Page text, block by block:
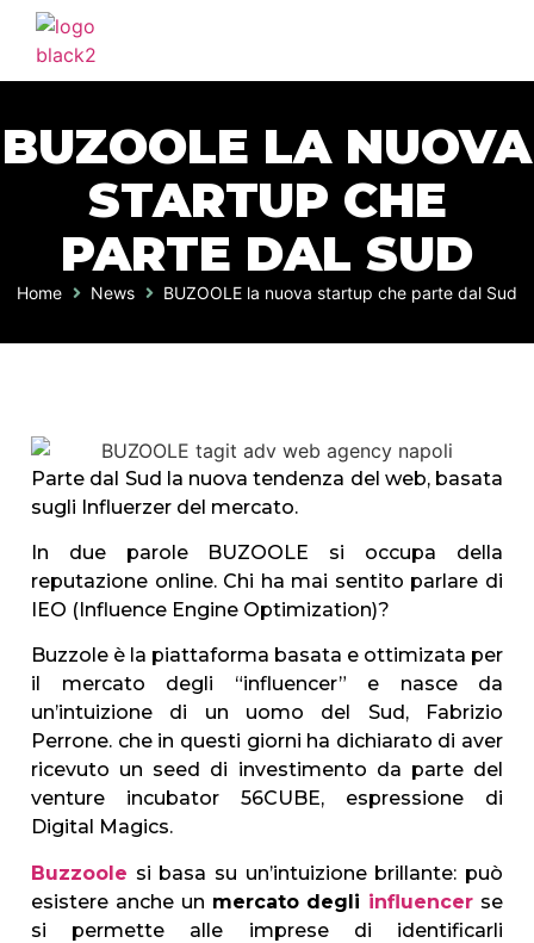
BUZOOLE LA NUOVA
STARTUP CHE
PARTE DAL SUD
Home News BUZOOLE la nuova startup che parte dal Sud
Parte dal Sud la nuova tendenza del web, basata
sugli Influerzer del mercato.
In due parole BUZOOLE si occupa della
reputazione online. Chi ha mai sentito parlare di
IEO (Influence Engine Optimization)?
Buzzole è la piattaforma basata e ottimizata per
il mercato degli “influencer” e nasce da
un’intuizione di un uomo del Sud, Fabrizio
Perrone. che in questi giorni ha dichiarato di aver
ricevuto un seed di investimento da parte del
venture incubator 56CUBE, espressione di
Digital Magics.
Buzzoole si basa su un’intuizione brillante: può
esistere anche un mercato degli influencer se
si permette alle imprese di identificarli